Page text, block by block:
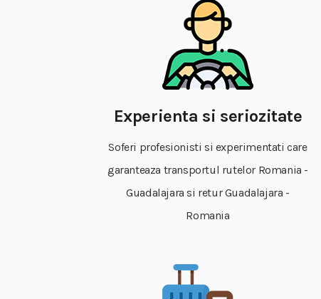
Experienta si seriozitate
Soferi profesionisti si experimentati care
garanteaza transportul rutelor Romania -
Guadalajara si retur Guadalajara -
Romania